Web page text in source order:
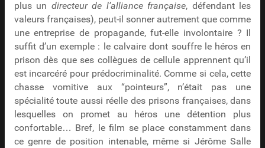
plus un directeur de l’alliance française, défendant les
valeurs françaises), peut-il sonner autrement que comme
une entreprise de propagande, fut-elle involontaire ? Il
suffit d’un exemple : le calvaire dont souffre le héros en
prison dès que ses collègues de cellule apprennent qu’il
est incarcéré pour prédocriminalité. Comme si cela, cette
chasse vomitive aux “pointeurs”, n’était pas une
spécialité toute aussi réelle des prisons françaises, dans
lesquelles on promet au héros une détention plus
confortable… Bref, le film se place constamment dans
ce genre de position intenable, même si Jérôme Salle